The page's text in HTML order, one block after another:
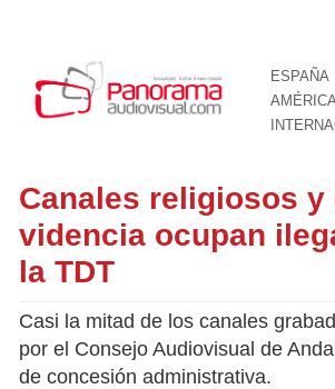
ESPAÑA
Canales religiosos y
videncia ocupan
la TDT
Casi la mitad de los canales
por el Consejo Audiovisual de
de concesión administrativa.